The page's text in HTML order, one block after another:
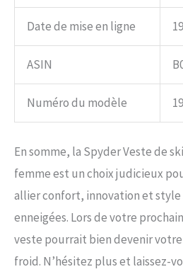
Date de mise en ligne
ASIN
Numéro du modèle
En somme, la Spyder Veste de
femme est un choix judicieux
allier confort, innovation et style
enneigées. Lors de votre
veste pourrait bien devenir
froid. N’hésitez plus et laissez-